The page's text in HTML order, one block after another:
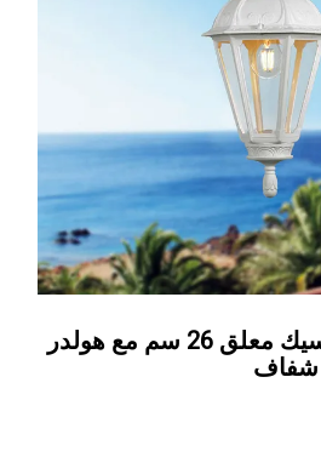
فانوس فومجالي كلاسيك معلق 26 سم مع هولدر